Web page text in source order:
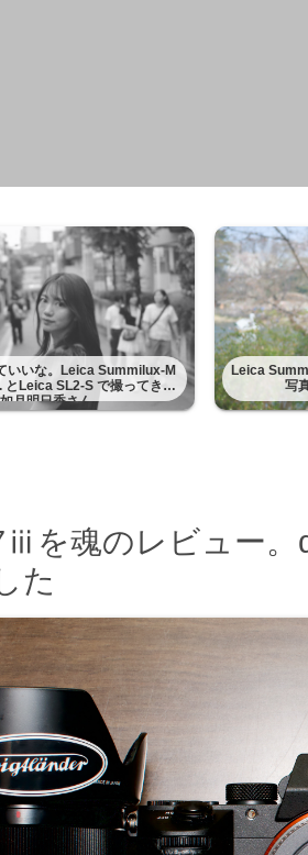
いいな。Leica Summilux-M
Leica SL2-S で撮ってきた
月明日香さん
Leica
写
を魂のレビュー
た